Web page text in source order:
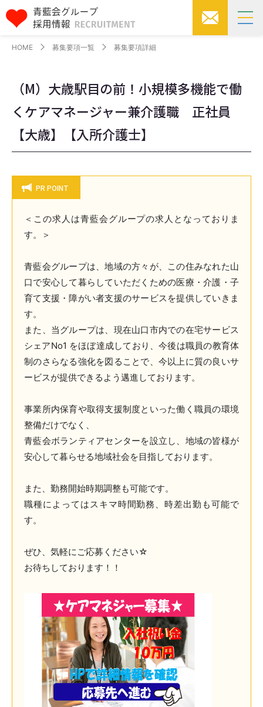
HOME 募集要項一覧 募集要項詳細
（M）大歳駅目の前！小規模多機能で働
くケアマネージャー兼介護職 正社員
【大歳】【入所介護士】
PR POINT
＜この求人は青藍会グループの求人となっておりま
す。＞
青藍会グループは、地域の方々が、この住みなれた山
口で安心して暮らしていただくための医療・介護・子
育て支援・障がい者支援のサービスを提供していきま
す。
また、当グループは、現在山口市内での在宅サービス
シェアNo1 をほぼ達成しており、今後は職員の教育体
制のさらなる強化を図ることで、今以上に質の良いサ
ービスが提供できるよう邁進しております。
事業所内保育や取得支援制度といった働く職員の環境
整備だけでなく、
青藍会ボランティアセンターを設立し、地域の皆様が
安心して暮らせる地域社会を目指しております。
また、勤務開始時期調整も可能です。
職種によってはスキマ時間勤務、時差出勤も可能で
す。
ぜひ、気軽にご応募ください☆
お待ちしております！！